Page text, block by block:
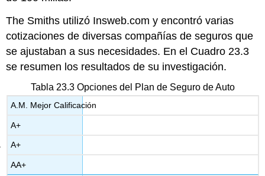
The Smiths utilizó Insweb.com y encontró varias
cotizaciones de diversas compañías de seguros que
se ajustaban a sus necesidades. En el Cuadro 23.3
se resumen los resultados de su investigación.
Tabla 23.3 Opciones del Plan de Seguro de Auto
A.M. Mejor Calificación
A+
A+
AA+